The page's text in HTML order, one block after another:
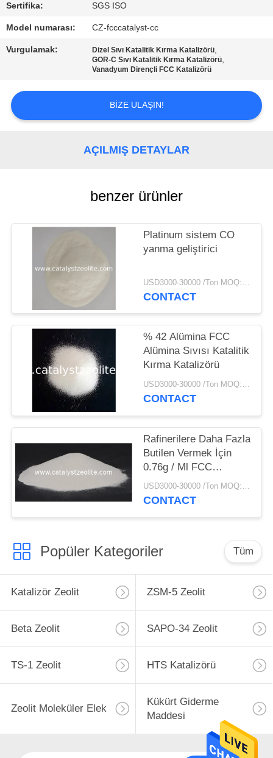
HABERLER
VAKALAR
SITE
HARITASI
Sertifika: SGS ISO
Model numarası: CZ-fcccatalyst-cc
Vurgulamak: Dizel Sıvı Katalitik Kırma Katalizörü,
GOR-C Sıvı Katalitik Kırma Katalizörü,
Vanadyum Dirençli FCC Katalizörü
BIZE ULAŞIN!
AÇILMIŞ DETAYLAR
benzer ürünler
Platinum sistem CO
yanma geliştirici
USD3000-30000 /Ton MOQ:1 kg
CONTACT
% 42 Alümina FCC
Alümina Sıvısı Katalitik
Kırma Katalizörü
USD3000-30000 /Ton MOQ:1 kg
CONTACT
Rafinerilere Daha Fazla
Butilen Vermek İçin
0.76g / Ml FCC
Katalizörü
USD3000-30000 /Ton MOQ:1 kg
CONTACT
Popüler Kategoriler Tüm
Katalizör Zeolit ZSM-5 Zeolit
Beta Zeolit SAPO-34 Zeolit
TS-1 Zeolit HTS Katalizörü
Zeolit ​​Moleküler Elek
Kükürt Giderme
Maddesi